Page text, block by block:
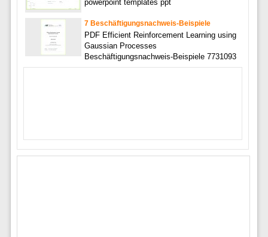
powerpoint templates ppt
7 Beschäftigungsnachweis-Beispiele
PDF Efficient Reinforcement Learning using
Gaussian Processes
Beschäftigungsnachweis-Beispiele 7731093